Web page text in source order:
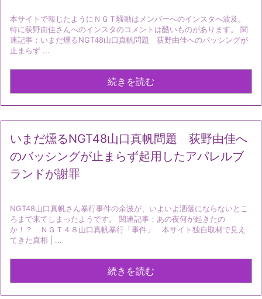
本サイトで報じたようにＮＧＴ騒動はメンバーへのインスタへ波及。
特に荻野由佳さんへのインスタのコメントは酷いものがあります。 関
連記事：いまだ燻るNGT48山口真帆問題 荻野由佳へのバッシングが
止まらず ...
続きを読む
いまだ燻るNGT48山口真帆問題 荻野由佳へ
のバッシングが止まらず起用したアパレルブ
ランドが謝罪
NGT48山口真帆さん暴行事件の余波が、いよいよ洒落にならないとこ
ろまで来てしまったようです。 関連記事：あの夜何が起きたの
か！？ ＮＧＴ４８山口真帆暴行「事件」 本サイト独自取材で見え
てきた真相 | ...
続きを読む